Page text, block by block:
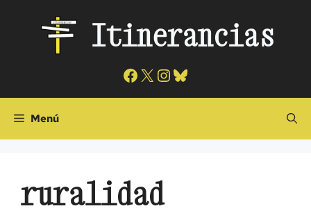
contenido
Itinerancias
Facebook
X Instagram
Bluesky
Menú
ruralidad